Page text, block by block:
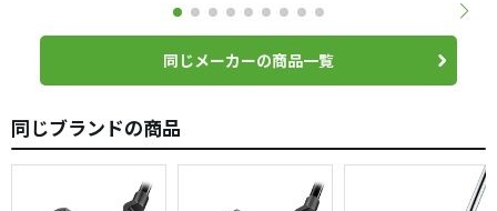
同じメーカーの商品一覧
同じブランドの商品